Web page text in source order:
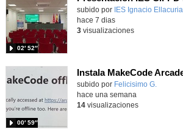
Contenido educativo.
subido por IES Ignacio Ellacuria
02′ 52″
hace 7 dias
3visualizaciones
Contenido educativo.
subido por Felicisimo G.
00′ 59″
hace una semana
14visualizaciones